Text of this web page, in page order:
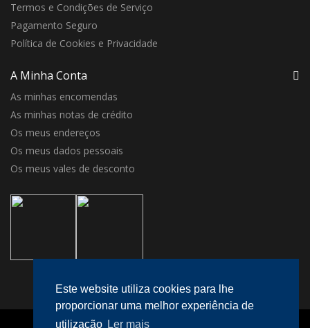
Este website utiliza cookies para lhe
proporcionar uma melhor experiência de
utilização Ler mais
Termos e Condições de Serviço
Pagamento Seguro
Política de Cookies e Privacidade
A Minha Conta
As minhas encomendas
As minhas notas de crédito
Os meus endereços
Os meus dados pessoais
Os meus vales de desconto